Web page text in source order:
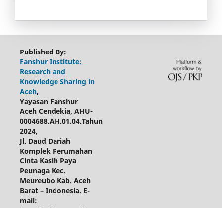
Published By:
Fanshur Institute:
Research and
Knowledge Sharing in
Aceh,
Yayasan Fanshur
Aceh Cendekia, AHU-
0004688.AH.01.04.Tahun
2024,
Jl. Daud Dariah
Komplek Perumahan
Cinta Kasih Paya
Peunaga Kec.
Meureubo Kab. Aceh
Barat – Indonesia. E-
mail: